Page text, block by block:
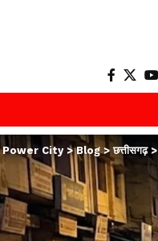
Power City>Blog>छत्तीसगढ़>